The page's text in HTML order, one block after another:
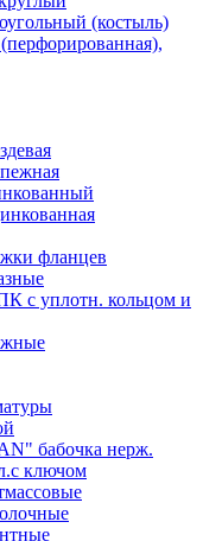
(костыль)
фланцев
с уплотн. кольцом и
бабочка нерж.
ключом